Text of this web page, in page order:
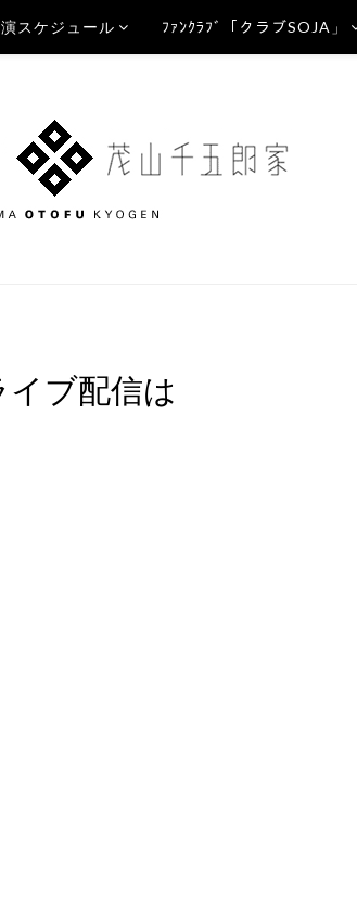
スケジュール ﾌｧﾝｸﾗﾌﾞ「クラブSOJA」
ブ配信は